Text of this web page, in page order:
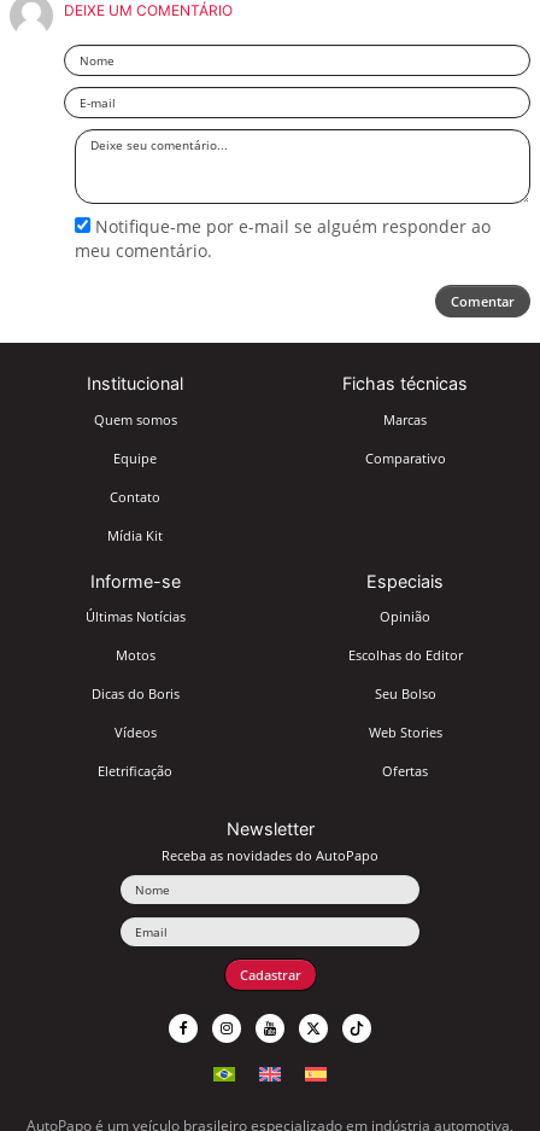
DEIXE UM COMENTÁRIO
Nome
Email
Deixe
Notifique-me por e-mail se alguém responder ao
meu comentário.
Comentar
Institucional
Quem somos
Equipe
Contato
Mídia Kit
Fichas técnicas
Marcas
Comparativo
Informe-se
Últimas Notícias
Motos
Dicas do Boris
Vídeos
Eletrificação
Especiais
Opinião
Escolhas do Editor
Seu Bolso
Web Stories
Ofertas
Newsletter
Receba as novidades do AutoPapo
Cadastrar
AutoPapo é um veículo brasileiro especializado em indústria automotiva,